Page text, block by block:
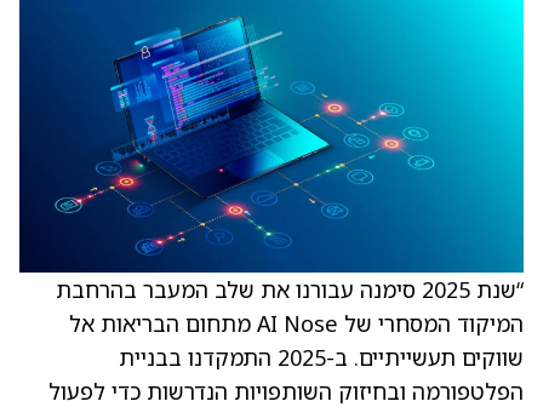
“שנת 2025 סימנה עבורנו את שלב המעבר בהרחבת
המיקוד המסחרי של AI Nose מתחום הבריאות אל
שווקים תעשייתיים. ב-2025 התמקדנו בבניית
הפלטפורמה ובחיזוק השותפויות הנדרשות כדי לפעול